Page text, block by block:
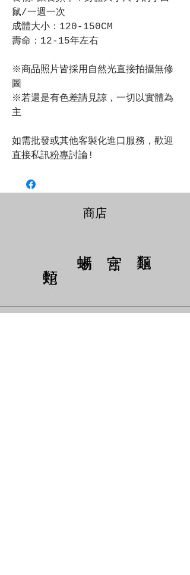
鼠/一週一次
成體大小：120-150CM
壽命：12-15年左右
※商品照片皆採用自然光直接拍攝無修
圖
※若還是有色差請見諒，一切以實體為
主
如需批發或其他客製化進口服務，歡迎
直接私訊粉專討論!
商店